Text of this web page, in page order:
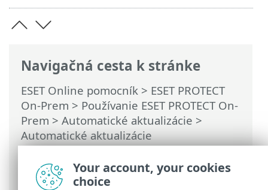
Navigačná cesta k stránke
ESET Online pomocník > ESET PROTECT
On-Prem > Používanie ESET PROTECT On-
Prem > Automatické aktualizácie >
Automatické aktualizácie
bezpečnostných produktov ESET>
Nastavenie automatických aktualizácií
produktu
Your account, your cookies
choice